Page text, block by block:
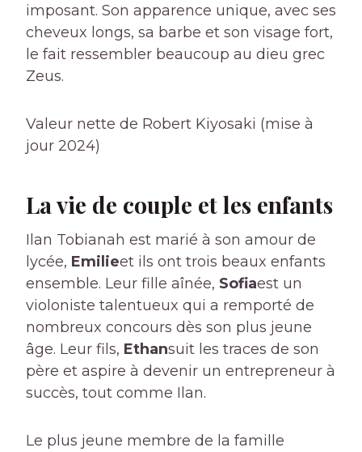
imposant. Son apparence unique, avec ses
cheveux longs, sa barbe et son visage fort,
le fait ressembler beaucoup au dieu grec
Zeus.
Valeur nette de Robert Kiyosaki (mise à
jour 2024)
La vie de couple et les enfants
Ilan Tobianah est marié à son amour de
lycée, Emilieet ils ont trois beaux enfants
ensemble. Leur fille aînée, Sofiaest un
violoniste talentueux qui a remporté de
nombreux concours dès son plus jeune
âge. Leur fils, Ethansuit les traces de son
père et aspire à devenir un entrepreneur à
succès, tout comme Ilan.
Le plus jeune membre de la famille